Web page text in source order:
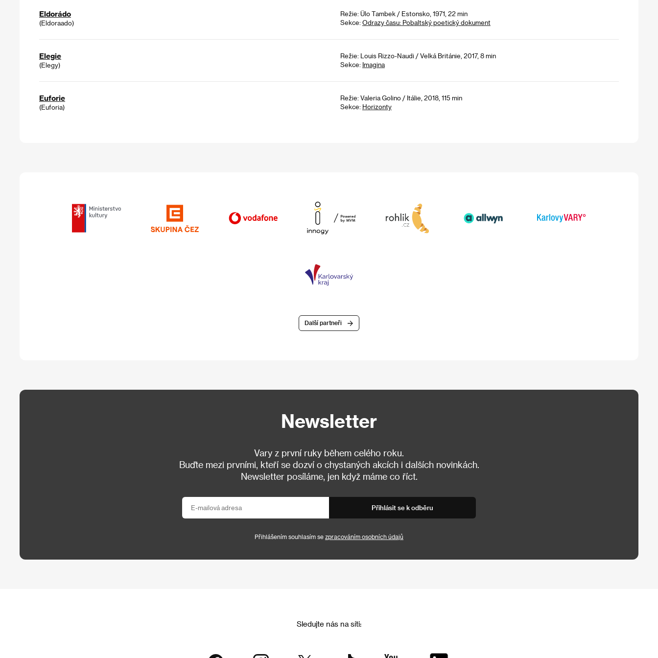
Eldorádo
(Eldoraado)
Režie: Ülo Tambek / Estonsko, 1971, 22 min
Sekce: Odrazy času: Pobaltský poetický dokument
Elegie
(Elegy)
Režie: Louis Rizzo-Naudi / Velká Británie, 2017, 8 min
Sekce: Imagina
Euforie
(Euforia)
Režie: Valeria Golino / Itálie, 2018, 115 min
Sekce: Horizonty
Další partneři
Newsletter
Vary z první ruky během celého roku.
Buďte mezi prvními, kteří se dozví o chystaných akcích i dalších novinkách.
Newsletter posíláme, jen když máme co říct.
Přihlásit se k odběru
Přihlášením souhlasím se zpracováním osobních údajů
Sledujte nás na síti: